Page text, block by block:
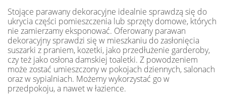
Stojące parawany dekoracyjne idealnie sprawdzą się do
ukrycia części pomieszczenia lub sprzęty domowe, których
nie zamierzamy eksponować. Oferowany parawan
dekoracyjny sprawdzi się w mieszkaniu do zasłonięcia
suszarki z praniem, kozetki, jako przedłużenie garderoby,
czy też jako osłona damskiej toaletki. Z powodzeniem
może zostać umieszczony w pokojach dziennych, salonach
oraz w sypialniach. Możemy wykorzystać go w
przedpokoju, a nawet w łazience.